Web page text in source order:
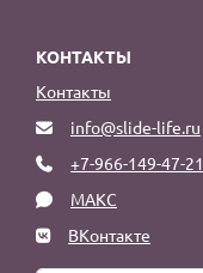
КОНТАКТЫ
Контакты
info@slide-life.ru
+7-966-149-47-21
МАКС
ВКонтакте